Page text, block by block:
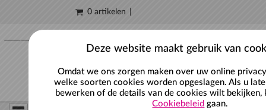
Naar hoofdinhoud
0 artikelen
Deze website maakt gebruik van
Omdat we ons zorgen maken over uw online
welke soorten cookies worden opgeslagen. Als u
bewerken of de details van de cookies wilt bekijken,
Cookiebeleid gaan.